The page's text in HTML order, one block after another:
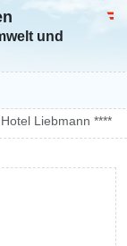
und
Hotel Liebmann ****